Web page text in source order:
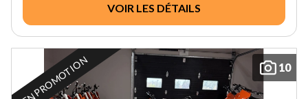
VOIR LES DÉTAILS
10
EN PROMOTION